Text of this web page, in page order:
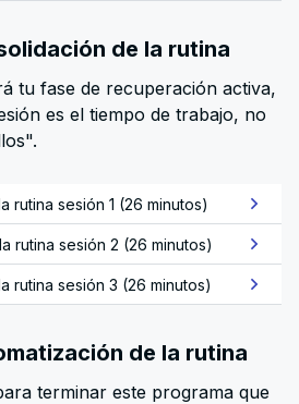
de la rutina
tu fase de recuperación activa,
es el tiempo de trabajo, no
rutina sesión 1 (26 minutos)
rutina sesión 2 (26 minutos)
rutina sesión 3 (26 minutos)
de la rutina
terminar este programa que